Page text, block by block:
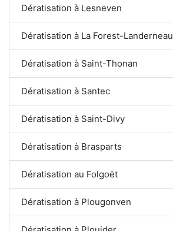
Dératisation à Lesneven
Dératisation à La Forest-Landerneau
Dératisation à Saint-Thonan
Dératisation à Santec
Dératisation à Saint-Divy
Dératisation à Brasparts
Dératisation au Folgoët
Dératisation à Plougonven